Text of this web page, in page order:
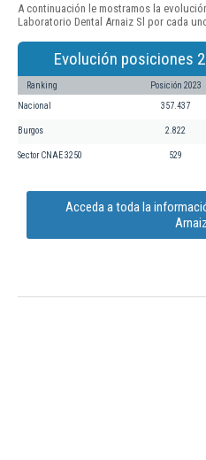
A continuación le mostramos la
Laboratorio Dental Arnaiz Sl por cada
Evolución posiciones
Ranking Posición 2023
Nacional 357.437
Burgos 2.822
Sector CNAE 3250 529
Acceda a toda la